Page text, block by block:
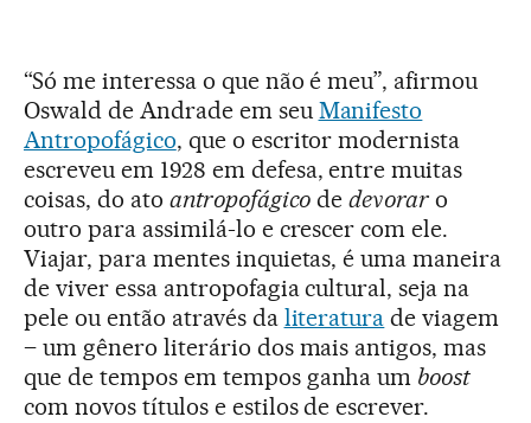
“Só me interessa o que não é meu”, afirmou
Oswald de Andrade em seu Manifesto
Antropofágico, que o escritor modernista
escreveu em 1928 em defesa, entre muitas
coisas, do ato antropofágico dedevorar o
outro para assimilá-lo e crescer com ele.
Viajar, para mentes inquietas, é uma maneira
de viver essa antropofagia cultural, seja na
pele ou então através da literatura de viagem
– um gênero literário dos mais antigos, mas
que de tempos em tempos ganha um boost
com novos títulos e estilos de escrever.